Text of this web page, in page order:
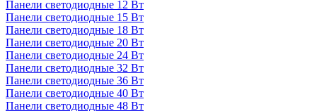
Панели светодиодные 12 Вт
Панели светодиодные 15 Вт
Панели светодиодные 18 Вт
Панели светодиодные 20 Вт
Панели светодиодные 24 Вт
Панели светодиодные 32 Вт
Панели светодиодные 36 Вт
Панели светодиодные 40 Вт
Панели светодиодные 48 Вт